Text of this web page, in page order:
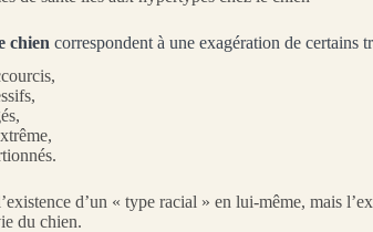
chien correspondent à une exagération de certains
d’un « type racial » en lui-même, mais
du chien.